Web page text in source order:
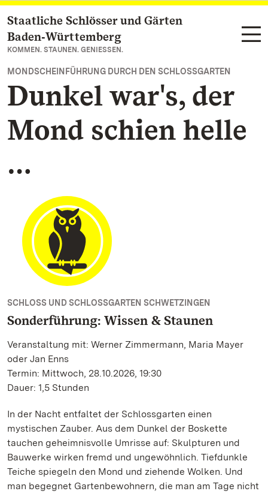
Zum Hauptinhalt springen
Staatliche Schlösser und Gärten
Baden‑Württemberg
KOMMEN. STAUNEN. GENIESSEN.
MONDSCHEINFÜHRUNG DURCH DEN SCHLOSSGARTEN
Dunkel war's, der
Mond schien helle
…
SCHLOSS UND SCHLOSSGARTEN SCHWETZINGEN
Sonderführung: Wissen & Staunen
Veranstaltung mit: Werner Zimmermann, Maria Mayer
oder Jan Enns
Termin: Mittwoch, 28.10.2026, 19:30
Dauer: 1,5 Stunden
In der Nacht entfaltet der Schlossgarten einen
mystischen Zauber. Aus dem Dunkel der Boskette
tauchen geheimnisvolle Umrisse auf: Skulpturen und
Bauwerke wirken fremd und ungewöhnlich. Tiefdunkle
Teiche spiegeln den Mond und ziehende Wolken. Und
man begegnet Gartenbewohnern, die man am Tage nicht